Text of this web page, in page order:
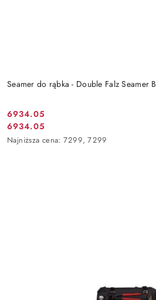
Seamer do rąbka - Double Falz Seamer
Cena
promocyjna:
6934.05
Cena
promocyjna:
6934.05
Najniższa
Najniższa cena: 7299, 7299